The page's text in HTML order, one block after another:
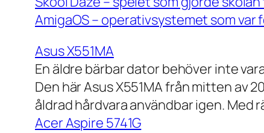
AmigaOS – operativsystemet som var
Asus X551MA
En äldre bärbar dator behöver inte
Den här Asus X551MA från mitten av
åldrad hårdvara användbar igen.
Acer Aspire 5741G